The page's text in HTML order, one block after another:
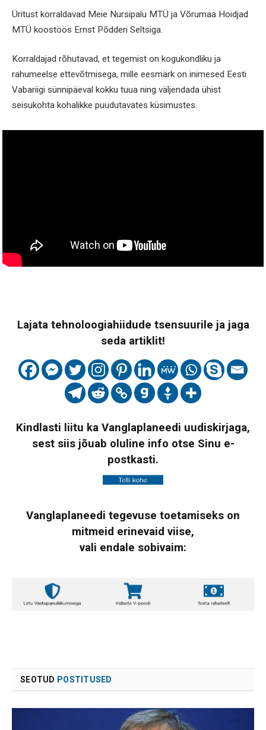
Üritust korraldavad Meie Nursipalu MTÜ ja Võrumaa Hoidjad
MTÜ koostöös Ernst Põdderi Seltsiga.
Korraldajad rõhutavad, et tegemist on kogukondliku ja
rahumeelse ettevõtmisega, mille eesmärk on inimesed Eesti
Vabariigi sünnipäeval kokku tuua ning väljendada ühist
seisukohta kohalikke puudutavates küsimustes.
Lajata tehnoloogiahiidude tsensuurile ja jaga
seda artiklit!
Kindlasti liitu ka Vanglaplaneedi uudiskirjaga,
sest siis jõuab oluline info otse Sinu e-
postkasti.
Vanglaplaneedi tegevuse toetamiseks on
mitmeid erinevaid viise,
vali endale sobivaim:
SEOTUD POSTITUSED